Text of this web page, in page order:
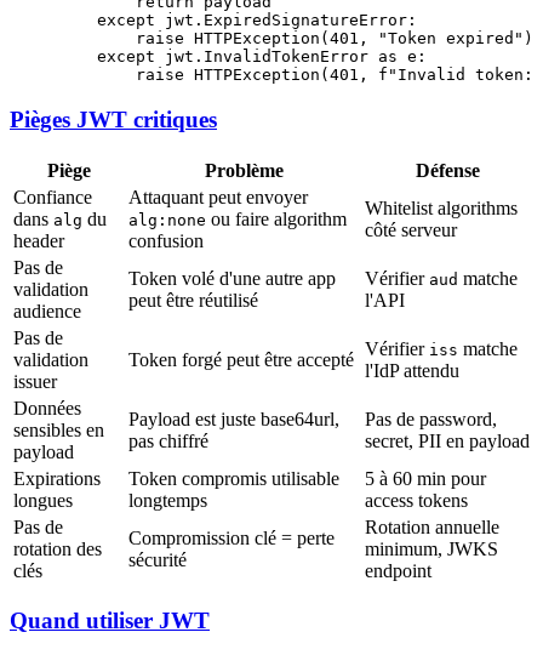
    except
jwt.ExpiredSignatureError:
        raise
HTTPException( 401 , "Token expired" )
    except
jwt.InvalidTokenError as e:
        raise
HTTPException( 401 , f "Invalid token:
Pièges JWT critiques
Piège Problème
Défense
Confiance
dans alg du
header
Attaquant peut envoyer
alg:none ou faire algorithm
confusion
Whitelist algorithms
côté serveur
Pas de
validation
audience
Token volé d'une autre app
peut être réutilisé
Vérifier aud matche
l'API
Pas de
validation
issuer
Token forgé peut être accepté
Vérifier iss matche
l'IdP attendu
Données
sensibles en
payload
Payload est juste base64url,
pas chiffré
Pas de password,
secret, PII en payload
Expirations
longues
Token compromis utilisable
longtemps
5 à 60 min pour
access tokens
Pas de
rotation des
clés
Compromission clé = perte
sécurité
Rotation annuelle
minimum, JWKS
endpoint
Quand utiliser JWT